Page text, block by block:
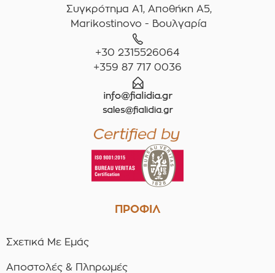
Συγκρότημα A1, Αποθήκη Α5,
Marikostinovo - Βουλγαρία
+30 2315526064
+359 87 717 0036
ΠΡΟΦΙΛ
Σχετικά Με Εμάς
Αποστολές & Πληρωμές